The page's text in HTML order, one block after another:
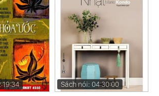
Sách nói: 04:30:00